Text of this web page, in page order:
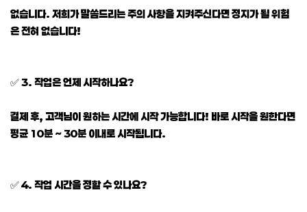
없습니다. 저희가 말씀드리는 주의 사항을 지켜주신다면 정지가 될 위험
은 전혀 없습니다!
✅ 3. 작업은 언제 시작하나요?
결제 후, 고객님이 원하는 시간에 시작 가능합니다! 바로 시작을 원한다면
평균 10분 ~ 30분 이내로 시작됩니다.
✅ 4. 작업 시간을 정할 수 있나요?